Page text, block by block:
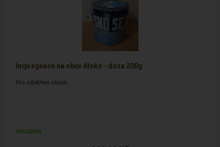
Impregnace na obuv Atsko - dóza 200g
Pro ošetření obuvi.
SKLADEM